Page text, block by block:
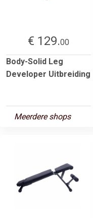
€ 129.00
Body-Solid Leg
Developer Uitbreiding
Meerdere shops